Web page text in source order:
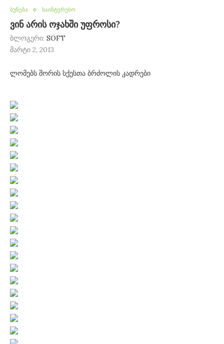
ბუნება საინტერესო
ვინ არის ოჯახში უფროსი?
ბლოგერი: SOFT
მარტი 2, 2013
ლომებს შორის სქესთა ბრძოლის კადრები